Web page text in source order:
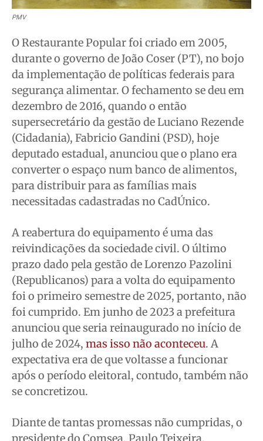
PMV
O Restaurante Popular foi criado em 2005,
durante o governo de João Coser (PT), no bojo
da implementação de políticas federais para
segurança alimentar. O fechamento se deu em
dezembro de 2016, quando o então
supersecretário da gestão de Luciano Rezende
(Cidadania), Fabricio Gandini (PSD), hoje
deputado estadual, anunciou que o plano era
converter o espaço num banco de alimentos,
para distribuir para as famílias mais
necessitadas cadastradas no CadÚnico.
A reabertura do equipamento é uma das
reivindicações da sociedade civil. O último
prazo dado pela gestão de Lorenzo Pazolini
(Republicanos) para a volta do equipamento
foi o primeiro semestre de 2025, portanto, não
foi cumprido. Em junho de 2023 a prefeitura
anunciou que seria reinaugurado no início de
julho de 2024, mas isso não aconteceu. A
expectativa era de que voltasse a funcionar
após o período eleitoral, contudo, também não
se concretizou.
Diante de tantas promessas não cumpridas, o